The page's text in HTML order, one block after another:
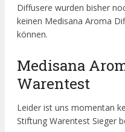
Diffusere wurden bisher
keinen Medisana Aroma
können.
Medisana
Warentest
Leider ist uns momentan
Stiftung Warentest Sieger